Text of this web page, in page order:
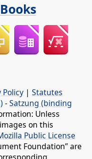
Policy | Statutes
-Satzung (binding
Unless
on this
Public License
Foundation” are